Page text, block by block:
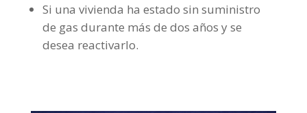
Si una vivienda ha estado sin suministro
de gas durante más de dos años y se
desea reactivarlo.